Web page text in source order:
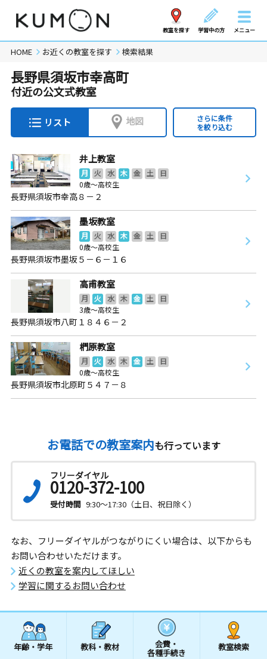
教室を探す 学習中の方 メニュー
HOME お近くの教室を探す 検索結果
長野県須坂市幸高町
付近の公文式教室
リスト 地図
さらに条件
を絞り込む
井上教室
月 火 水 木 金 土
日
0歳～高校生
長野県須坂市幸高８－２
墨坂教室
月 火 水 木 金 土
日
0歳～高校生
長野県須坂市墨坂５－６－１６
高甫教室
月 火 水 木 金 土
日
3歳～高校生
長野県須坂市八町１８４６－２
椚原教室
月 火 水 木 金 土
日
0歳～高校生
長野県須坂市北原町５４７－８
お電話での教室案内も行っています
フリーダイヤル
0120-372-100
受付時間 9:30～17:30（土日、祝日除く）
なお、フリーダイヤルがつながりにくい場合は、以下からも
お問い合わせいただけます。
近くの教室を案内してほしい
学習に関するお問い合わせ
年齢・学年 教科・教材 会費・
各種手続き
教室検索